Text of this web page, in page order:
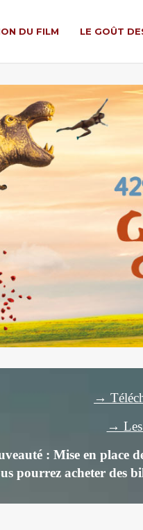
DU FILM LE GOÛT
→
→ Les
: Mise en place
pourrez acheter des